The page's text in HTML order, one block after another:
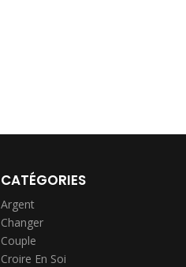
CATÉGORIES
Argent
Changer
Couple
Croire En Soi